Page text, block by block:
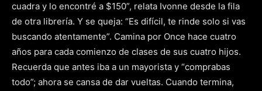
cuadra y lo encontré a $150”, relata Ivonne desde la fila
de otra librería. Y se queja: “Es difícil, te rinde solo si vas
buscando atentamente”. Camina por Once hace cuatro
años para cada comienzo de clases de sus cuatro hijos.
Recuerda que antes iba a un mayorista y “comprabas
todo”; ahora se cansa de dar vueltas. Cuando termina,